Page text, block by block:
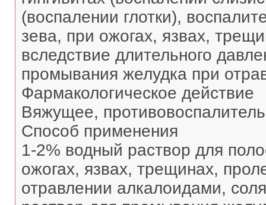
(воспалении глотки),
зева, при ожогах, язвах,
вследствие длительного
промывания желудка при
Фармакологическое действие
Вяжущее,
Способ применения
1-2% водный раствор для
ожогах, язвах, трещинах,
отравлении алкалоидами,